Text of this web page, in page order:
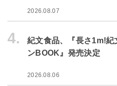
2026.08.07
4.
紀文食品、『長さ1m!紀
ンBOOK』発売決定
2026.08.06